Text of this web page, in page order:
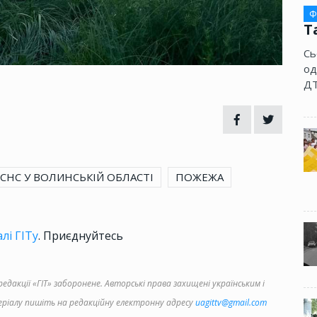
У ВОЛИНСЬКІЙ ОБЛАСТІ ПОЖЕЖА
ГІТу. Приєднуйтесь
«ГІТ» заборонене. Авторські права захищені українським і
пишіть на редакційну електронну адресуuagittv@gmail.com